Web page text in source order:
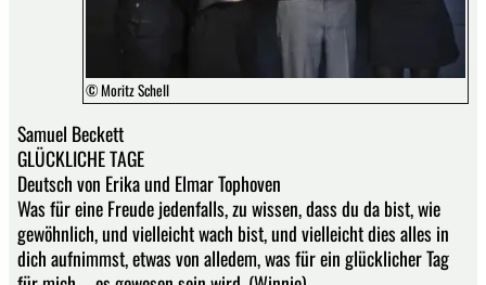
© Moritz Schell
Samuel Beckett
GLÜCKLICHE TAGE
Deutsch von Erika und Elmar Tophoven
Was für eine Freude jedenfalls, zu wissen, dass du da bist, wie
gewöhnlich, und vielleicht wach bist, und vielleicht dies alles in
dich aufnimmst, etwas von alledem, was für ein glücklicher Tag